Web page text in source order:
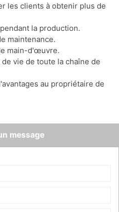
les clients à obtenir plus de
la production.
maintenance.
main-d'œuvre.
vie de toute la chaîne de
au propriétaire de
message